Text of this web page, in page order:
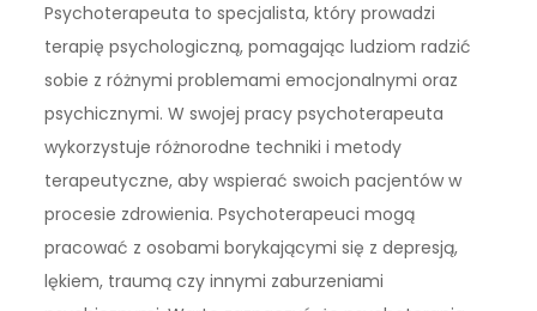
Psychoterapeuta to specjalista, który prowadzi
terapię psychologiczną, pomagając ludziom radzić
sobie z różnymi problemami emocjonalnymi oraz
psychicznymi. W swojej pracy psychoterapeuta
wykorzystuje różnorodne techniki i metody
terapeutyczne, aby wspierać swoich pacjentów w
procesie zdrowienia. Psychoterapeuci mogą
pracować z osobami borykającymi się z depresją,
lękiem, traumą czy innymi zaburzeniami